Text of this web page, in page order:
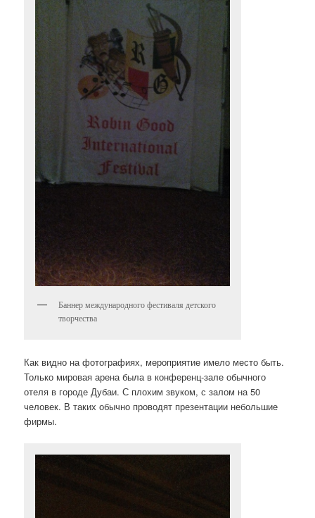
Баннер международного фестиваля детского
творчества
Как видно на фотографиях, мероприятие имело место быть.
Только мировая арена была в конференц-зале обычного
отеля в городе Дубаи. С плохим звуком, с залом на 50
человек. В таких обычно проводят презентации небольшие
фирмы.